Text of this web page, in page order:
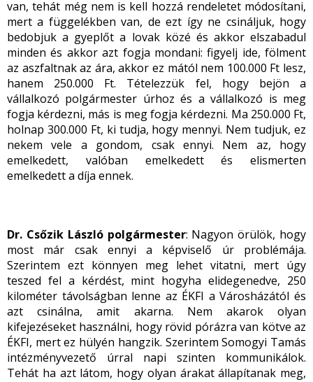
van, tehát még nem is kell hozzá rendeletet módosítani,
mert a függelékben van, de ezt így ne csináljuk, hogy
bedobjuk a gyeplőt a lovak közé és akkor elszabadul
minden és akkor azt fogja mondani: figyelj ide, fölment
az aszfaltnak az ára, akkor ez mától nem 100.000 Ft lesz,
hanem 250.000 Ft. Tételezzük fel, hogy bejön a
vállalkozó polgármester úrhoz és a vállalkozó is meg
fogja kérdezni, más is meg fogja kérdezni. Ma 250.000 Ft,
holnap 300.000 Ft, ki tudja, hogy mennyi. Nem tudjuk, ez
nekem vele a gondom, csak ennyi. Nem az, hogy
emelkedett, valóban emelkedett és elismerten
emelkedett a díja ennek.
Dr. Csőzik László polgármester: Nagyon örülök, hogy
most már csak ennyi a képviselő úr problémája.
Szerintem ezt könnyen meg lehet vitatni, mert úgy
teszed fel a kérdést, mint hogyha elidegenedve, 250
kilométer távolságban lenne az ÉKFI a Városházától és
azt csinálna, amit akarna. Nem akarok olyan
kifejezéseket használni, hogy rövid pórázra van kötve az
ÉKFI, mert ez hülyén hangzik. Szerintem Somogyi Tamás
intézményvezető úrral napi szinten kommunikálok.
Tehát ha azt látom, hogy olyan árakat állapítanak meg,